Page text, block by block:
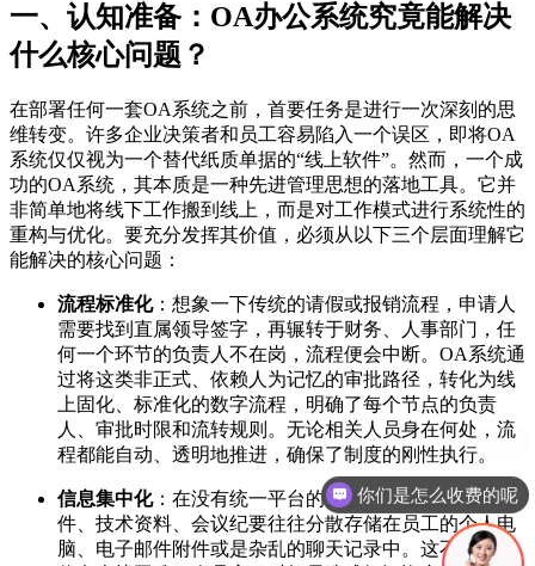
一、认知准备：OA办公系统究竟能解决
什么核心问题？
在部署任何一套OA系统之前，首要任务是进行一次深刻的思
维转变。许多企业决策者和员工容易陷入一个误区，即将OA
系统仅仅视为一个替代纸质单据的“线上软件”。然而，一个成
功的OA系统，其本质是一种先进管理思想的落地工具。它并
非简单地将线下工作搬到线上，而是对工作模式进行系统性的
重构与优化。要充分发挥其价值，必须从以下三个层面理解它
能解决的核心问题：
流程标准化：想象一下传统的请假或报销流程，申请人
需要找到直属领导签字，再辗转于财务、人事部门，任
何一个环节的负责人不在岗，流程便会中断。OA系统通
过将这类非正式、依赖人为记忆的审批路径，转化为线
上固化、标准化的数字流程，明确了每个节点的负责
人、审批时限和流转规则。无论相关人员身在何处，流
程都能自动、透明地推进，确保了制度的刚性执行。
信息集中化：在没有统一平台的企业中，重要的项目文
件、技术资料、会议纪要往往分散存储在员工的个人电
脑、电子邮件附件或是杂乱的聊天记录中。这不仅导致
你们是怎么收费的呢